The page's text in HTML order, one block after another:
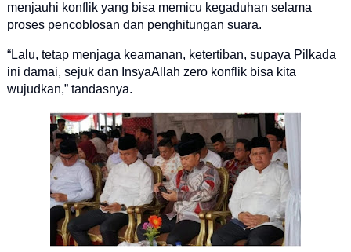
menjauhi konflik yang bisa memicu kegaduhan selama
proses pencoblosan dan penghitungan suara.
“Lalu, tetap menjaga keamanan, ketertiban, supaya Pilkada
ini damai, sejuk dan InsyaAllah zero konflik bisa kita
wujudkan,” tandasnya.